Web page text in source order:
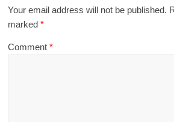
Your email address will not be published.
marked*
Comment*